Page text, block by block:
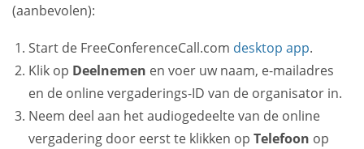
(aanbevolen):
Start de FreeConferenceCall.com desktop app.
Klik op Deelnemen en voer uw naam, e-mailadres
en de online vergaderings-ID van de organisator in.
Neem deel aan het audiogedeelte van de online
vergadering door eerst te klikken op Telefoon op